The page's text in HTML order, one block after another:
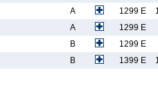
A 1299 E
A
1299 E
B
1299 E
B 1399 E